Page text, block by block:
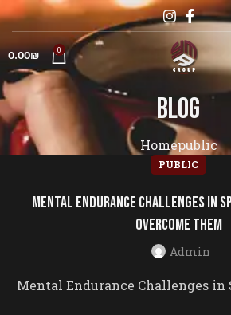
0
0.00₪
Blog
Homepublic
PUBLIC
Mental Endurance Challenges in
Overcome Them
Admin
Mental Endurance Challenges in